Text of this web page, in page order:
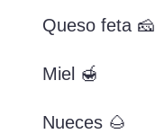
Queso feta 🧀
Miel 🍯
Nueces 🌰